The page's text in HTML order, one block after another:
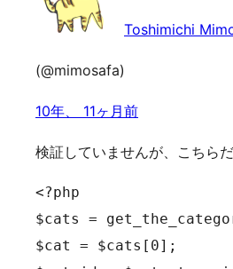
Toshimichi
(@mimosafa)
10年、 11ヶ月前
検証していませんが、こちら
<?php
$cats =
$cat = $cats[0];